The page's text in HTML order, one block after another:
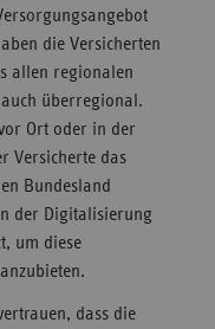
die Versicherten
allen regionalen
überregional.
Ort oder in der
Versicherte das
Bundesland
der Digitalisierung
um diese
dass die